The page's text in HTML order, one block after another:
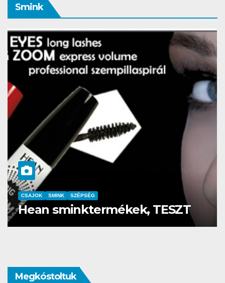
Smink
CSAJOK
Szemöldök laminálás-az meg
mi?
Megkóstoltuk